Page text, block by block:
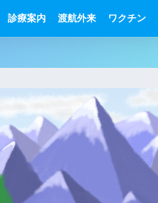
診療案内 渡航外来 ワクチン